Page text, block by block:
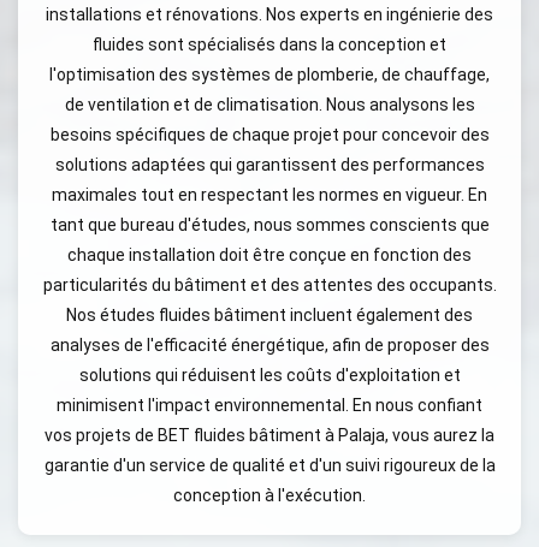
installations et rénovations. Nos experts en ingénierie des
fluides sont spécialisés dans la conception et
l'optimisation des systèmes de plomberie, de chauffage,
de ventilation et de climatisation. Nous analysons les
besoins spécifiques de chaque projet pour concevoir des
solutions adaptées qui garantissent des performances
maximales tout en respectant les normes en vigueur. En
tant que bureau d'études, nous sommes conscients que
chaque installation doit être conçue en fonction des
particularités du bâtiment et des attentes des occupants.
Nos études fluides bâtiment incluent également des
analyses de l'efficacité énergétique, afin de proposer des
solutions qui réduisent les coûts d'exploitation et
minimisent l'impact environnemental. En nous confiant
vos projets de BET fluides bâtiment à Palaja, vous aurez la
garantie d'un service de qualité et d'un suivi rigoureux de la
conception à l'exécution.